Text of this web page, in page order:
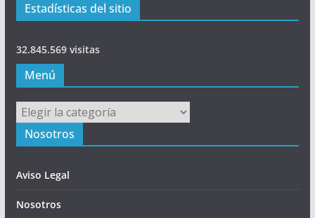
Estadísticas del sitio
32.845.569 visitas
Menú
Menú
Nosotros
Aviso Legal
Nosotros